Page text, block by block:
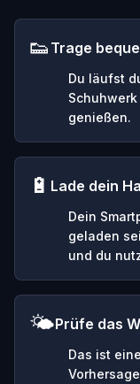
👟 Trage
Du läufst
genießen.
🔋 Lade dein
Dein
geladen
und du
🌤️Prüfe das
Das ist